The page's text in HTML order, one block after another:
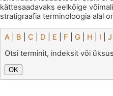
kättesaadavaks eelkõige
stratigraafia terminoloogia alal
A B C D E F G H I J
Otsi terminit, indeksit või